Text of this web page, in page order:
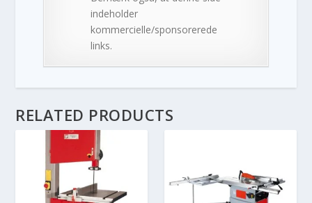
indeholder
kommercielle/sponsorerede
links.
RELATED PRODUCTS